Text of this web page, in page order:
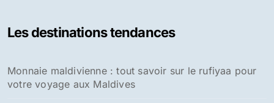
r
e
r
Les destinations tendances
Monnaie maldivienne : tout savoir sur le rufiyaa pour
votre voyage aux Maldives